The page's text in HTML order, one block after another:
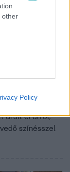
other
Policy
letolt
árult el arról,
színésszel